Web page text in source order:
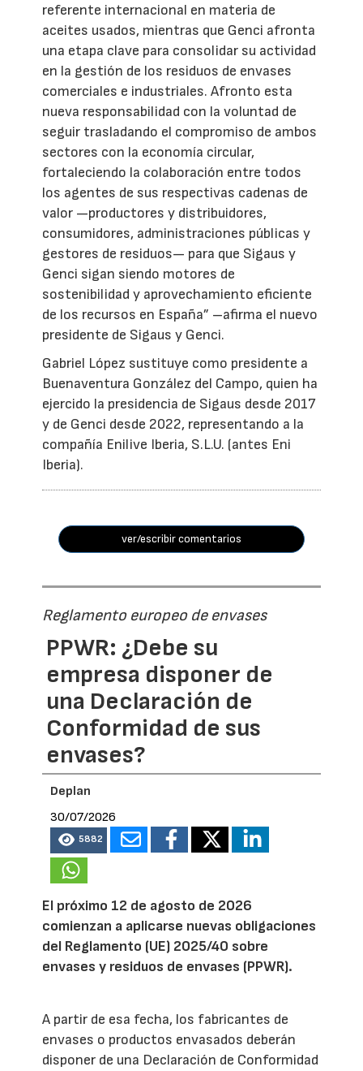
referente internacional en materia de
aceites usados, mientras que Genci afronta
una etapa clave para consolidar su actividad
en la gestión de los residuos de envases
comerciales e industriales. Afronto esta
nueva responsabilidad con la voluntad de
seguir trasladando el compromiso de ambos
sectores con la economía circular,
fortaleciendo la colaboración entre todos
los agentes de sus respectivas cadenas de
valor —productores y distribuidores,
consumidores, administraciones públicas y
gestores de residuos— para que Sigaus y
Genci sigan siendo motores de
sostenibilidad y aprovechamiento eficiente
de los recursos en España” –afirma el nuevo
presidente de Sigaus y Genci.
Gabriel López sustituye como presidente a
Buenaventura González del Campo, quien ha
ejercido la presidencia de Sigaus desde 2017
y de Genci desde 2022, representando a la
compañía Enilive Iberia, S.L.U. (antes Eni
Iberia).
ver/escribir comentarios
Reglamento europeo de envases
PPWR: ¿Debe su
empresa disponer de
una Declaración de
Conformidad de sus
envases?
Deplan
30/07/2026
5882
El próximo 12 de agosto de 2026
comienzan a aplicarse nuevas obligaciones
del Reglamento (UE) 2025/40 sobre
envases y residuos de envases (PPWR).
A partir de esa fecha, los fabricantes de
envases o productos envasados deberán
disponer de una Declaración de Conformidad